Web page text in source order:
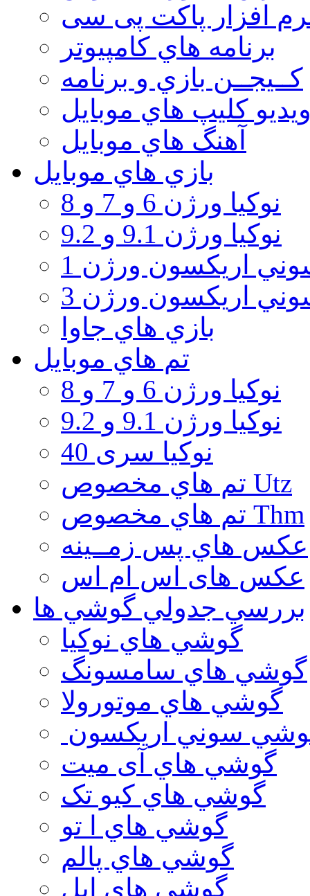
افزار پاکت پی سی
برنامه هاي كامپيوتر
كــيجــن بازي و برنامه
كليپ هاي موبايل
آهنگ هاي موبايل
بازي هاي موبايل
نوكيا ورژن 6 و 7 و 8
نوكيا ورژن 9.1 و 9.2
اريكسون ورژن 1
اريكسون ورژن 3
بازي هاي جاوا
تم هاي موبايل
نوكيا ورژن 6 و 7 و 8
نوكيا ورژن 9.1 و 9.2
نوکیا سری 40
تم هاي مخصوص Utz
تم هاي مخصوص Thm
عكس هاي پس زمــينه
عكس های اس ام اس
بررسي جدولي گوشي ها
گوشي هاي نوكيا
گوشي هاي سامسونگ
گوشي هاي موتورولا
سوني اريكسون
گوشي هاي آی میت
گوشي هاي کیو تک
گوشي هاي ا تو
گوشي هاي پالم
گوشي هاي اپل